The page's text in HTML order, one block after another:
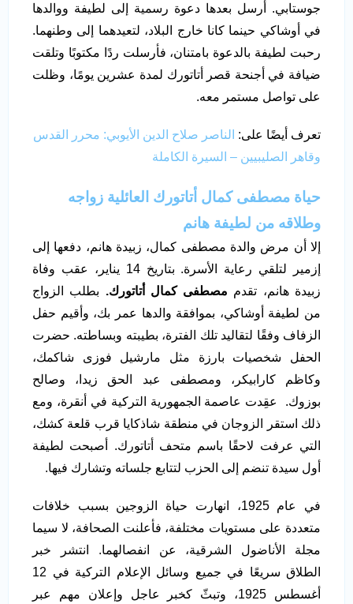
جوستابي. أرسل بعدها دعوة رسمية إلى لطيفة ووالدها
في أوشاكي حينما كانا خارج البلاد، لتعيدهما إلى وطنهما.
رحبت لطيفة بالدعوة بامتنان، فأرسلت ردًا مكتوبًا وتلقت
ضيافة في أجنحة قصر أتاتورك لمدة عشرين يومًا، وظلت
على تواصل مستمر معه.
تعرف أيضًا على: الناصر صلاح الدين الأيوبي: محرر القدس
وقاهر الصليبيين – السيرة الكاملة
حياة مصطفى كمال أتاتورك العائلية زواجه
وطلاقه من لطيفة هانم
إلا أن مرض والدة مصطفى كمال، زبيدة هانم، دفعها إلى
إزمير لتلقي رعاية الأسرة. بتاريخ 14 يناير، عقب وفاة
زبيدة هانم، تقدم مصطفى كمال أتاتورك. بطلب الزواج
من لطيفة أوشاكي، بموافقة والدها عمر بك، وأقيم حفل
الزفاف وفقًا لتقاليد تلك الفترة، بطيبته وبساطته. حضرت
الحفل شخصيات بارزة مثل مارشيل فوزى شاكمك،
وكاظم كارابيكر، ومصطفى عبد الحق زيدا، وصالح
بوزوك. عقِدت عاصمة الجمهورية التركية في أنقرة، ومع
ذلك استقر الزوجان في منطقة شاذكايا قرب قلعة كشك،
التي عرفت لاحقًا باسم متحف أتاتورك. أصبحت لطيفة
أول سيدة تنضم إلى الحزب لتتابع جلساته وتشارك فيها.
في عام 1925، انهارت حياة الزوجين بسبب خلافات
متعددة على مستويات مختلفة، فأعلنت الصحافة، لا سيما
مجلة الأناضول الشرقية، عن انفصالهما. انتشر خبر
الطلاق سريعًا في جميع وسائل الإعلام التركية في 12
أغسطس 1925، وتبثّ كخبر عاجل وإعلان مهم عبر